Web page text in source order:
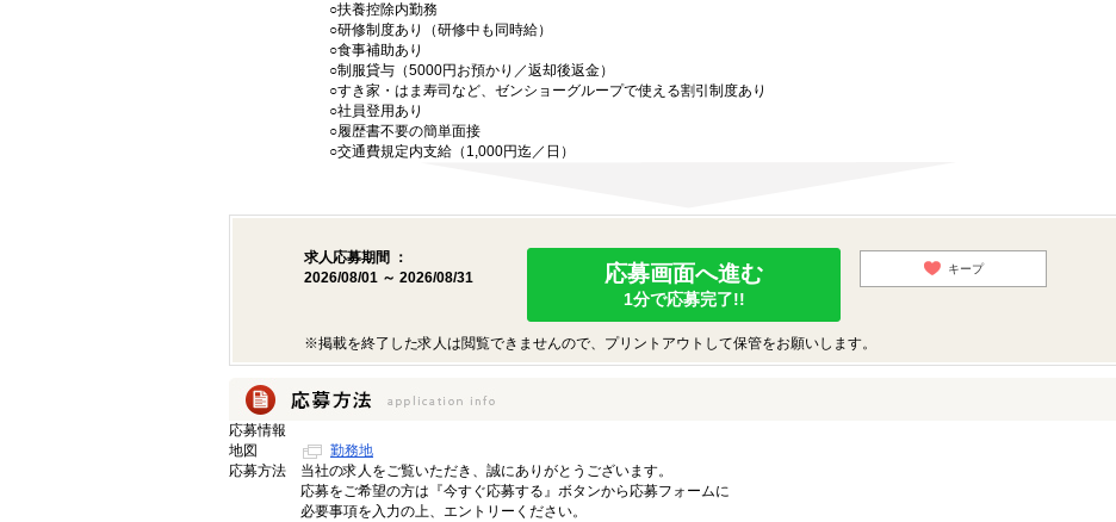
○扶養控除内勤務
○研修制度あり（研修中も同時給）
○食事補助あり
○制服貸与（5000円お預かり／返却後返金）
○すき家・はま寿司など、ゼンショーグループで使える割引制度あり
○社員登用あり
○履歴書不要の簡単面接
○交通費規定内支給（1,000円迄／日）
求人応募期間 ：
2026/08/01 ～ 2026/08/31
応募画面へ進む
1分で応募完了!!
キープ
※掲載を終了した求人は閲覧できませんので、プリントアウトして保管をお願いします。
応募情報
地図
勤務地
応募方法
当社の求人をご覧いただき、誠にありがとうございます。
応募をご希望の方は『今すぐ応募する』ボタンから応募フォームに
必要事項を入力の上、エントリーください。